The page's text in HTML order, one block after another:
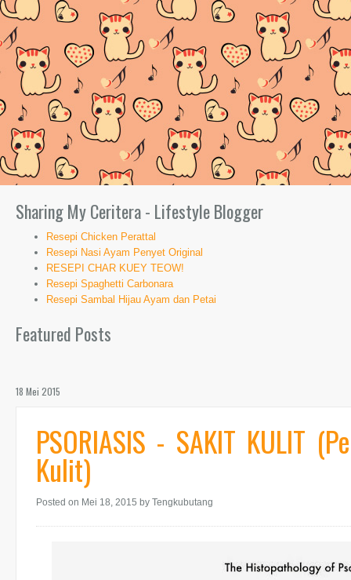
Sharing My Ceritera - Lifestyle Blogger
Resepi Chicken Perattal
Resepi Nasi Ayam Penyet Original
RESEPI CHAR KUEY TEOW!
Resepi Spaghetti Carbonara
Resepi Sambal Hijau Ayam dan Petai
Featured Posts
18 Mei 2015
PSORIASIS - SAKIT KULIT
Kulit)
Posted on Mei 18, 2015 by Tengkubutang